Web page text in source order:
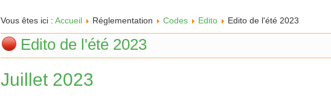
Vous êtes ici : Accueil Réglementation Codes Edito Edito de l'été 2023
Edito de l'été 2023
Juillet 2023